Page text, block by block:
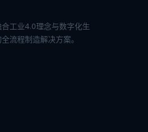
工业4.0理念与数字化生
流程制造解决方案。